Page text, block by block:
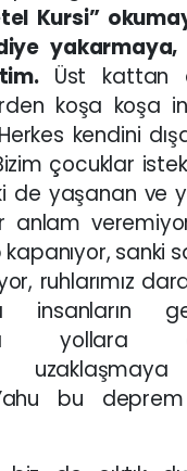
Kursi”
diye
Üst kattan
koşa koşa
kendini
çocuklar
de yaşanan ve
kapanıyor, sanki
ruhlarımız
insanların
yollara
uzaklaşmaya
bu